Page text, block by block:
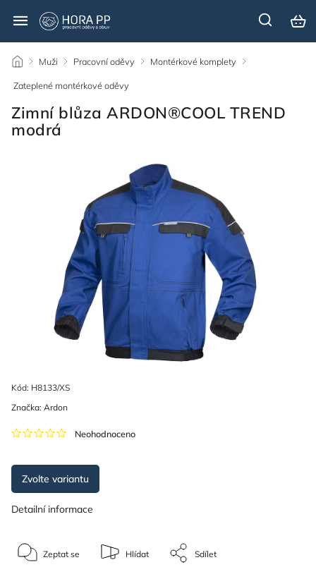
/ Muži / Pracovní oděvy / Montérkové komplety /
Zateplené montérkové oděvy
Zimní blůza ARDON®COOL TREND
modrá
Kód: H8133/XS
Neohodnoceno
Značka: Ardon
Zvolte variantu
Detailní informace
Zeptat se Hlídat Sdílet